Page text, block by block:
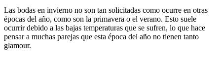
Las bodas en invierno no son tan solicitadas como ocurre en otras
épocas del año, como son la primavera o el verano. Esto suele
ocurrir debido a las bajas temperaturas que se sufren, lo que hace
pensar a muchas parejas que esta época del año no tienen tanto
glamour.